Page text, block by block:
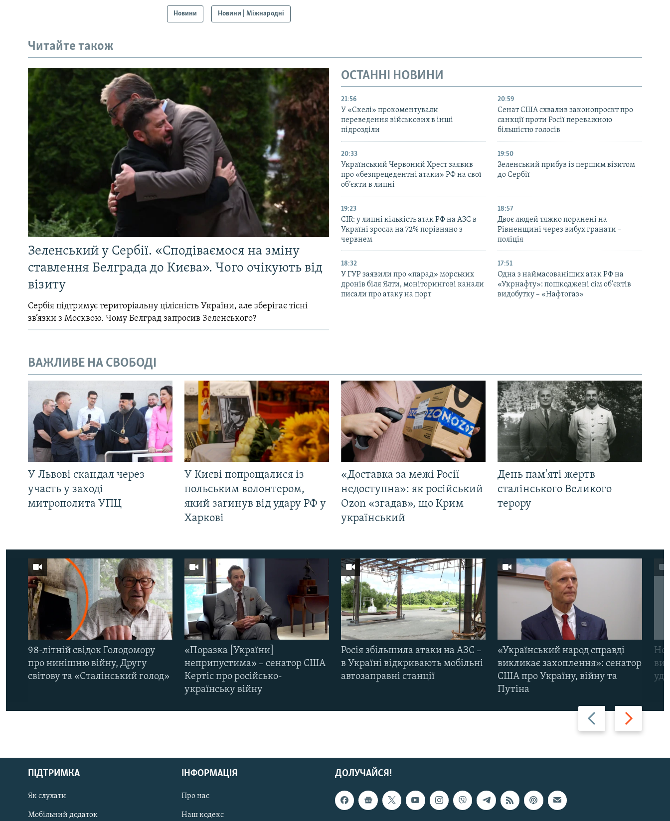
РУС
ДОЛУЧАЙСЯ!
Новини Новини | Міжнародні
Читайте також
Зеленський у Сербії. «Сподіваємося на зміну
ставлення Белграда до Києва». Чого очікують від
візиту
Сербія підтримує територіальну цілісність України, але зберігає тісні
зв’язки з Москвою. Чому Белград запросив Зеленського?
ОСТАННІ НОВИНИ
21:56
У «Скелі» прокоментували
переведення військових в інші
підрозділи
20:59
Cенат США схвалив законопроєкт про
санкції проти Росії переважною
більшістю голосів
20:33
Український Червоний Хрест заявив
про «безпрецедентні атаки» РФ на свої
об’єкти в липні
19:50
Зеленський прибув із першим візитом
до Сербії
19:23
CIR: у липні кількість атак РФ на АЗС в
Україні зросла на 72% порівняно з
червнем
18:57
Двоє людей тяжко поранені на
Рівненщині через вибух гранати –
поліція
18:32
У ГУР заявили про «парад» морських
дронів біля Ялти, моніторингові канали
писали про атаку на порт
17:51
Одна з наймасованіших атак РФ на
«Укрнафту»: пошкоджені сім об’єктів
видобутку – «Нафтогаз»
ВАЖЛИВЕ НА СВОБОДІ
У Львові скандал через
участь у заході
митрополита УПЦ
У Києві попрощалися із
польським волонтером,
який загинув від удару РФ у
Харкові
«Доставка за межі Росії
недоступна»: як російський
Ozon «згадав», що Крим
український
День пам'яті жертв
сталінського Великого
терору
Назад Вперед
98-літній свідок Голодомору
про нинішню війну, Другу
світову та «Сталінський голод»
«Поразка [України]
неприпустима» – сенатор США
Кертіс про російсько-
українську війну
Росія збільшила атаки на АЗС –
в Україні відкривають мобільні
автозаправні станції
«Український народ справді
викликає захоплення»: сенатор
США про Україну, війну та
Путіна
ДОЛУЧАЙСЯ!
ПІДТРИМКА
Як слухати
Мобільний додаток
ІНФОРМАЦІЯ
Про нас
Наш кодекс